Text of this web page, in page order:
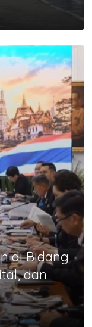
di Bidang
dan